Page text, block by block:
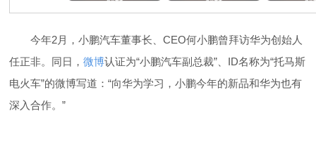
今年2月，小鹏汽车董事长、CEO何小鹏曾拜访华为创始人
任正非。同日，微博认证为“小鹏汽车副总裁”、ID名称为“托马斯
电火车”的微博写道：“向华为学习，小鹏今年的新品和华为也有
深入合作。”